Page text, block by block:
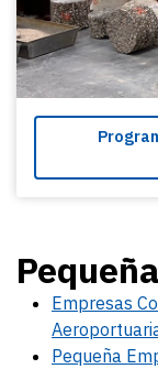
Empresas
Pequeña